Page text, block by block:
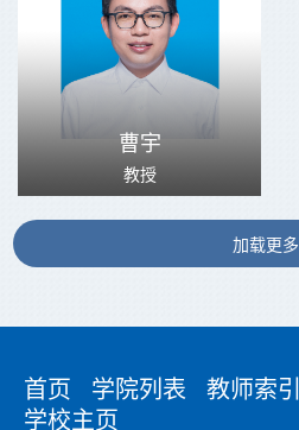
曹宇
教授
加载更多
首页 学院列表 教师索引
学校主页